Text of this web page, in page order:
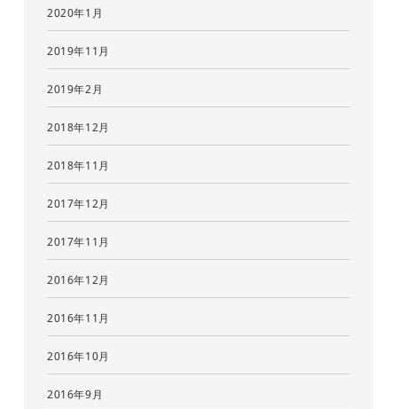
2020年1月
2019年11月
2019年2月
2018年12月
2018年11月
2017年12月
2017年11月
2016年12月
2016年11月
2016年10月
2016年9月